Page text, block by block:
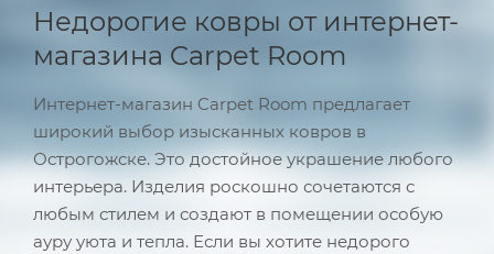
Недорогие ковры от интернет-
магазина Carpet Room
Интернет-магазин Carpet Room предлагает
широкий выбор изысканных ковров в
Острогожске. Это достойное украшение любого
интерьера. Изделия роскошно сочетаются с
любым стилем и создают в помещении особую
ауру уюта и тепла. Если вы хотите недорого